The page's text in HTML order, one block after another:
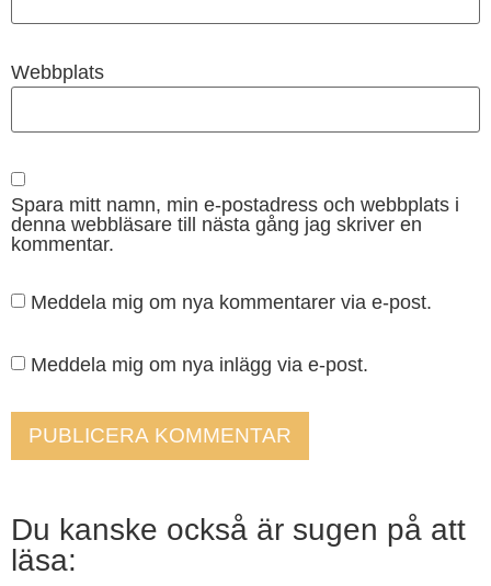
Webbplats
Spara mitt namn, min e-postadress och webbplats i
denna webbläsare till nästa gång jag skriver en
kommentar.
Meddela mig om nya kommentarer via e-post.
Meddela mig om nya inlägg via e-post.
Du kanske också är sugen på att
läsa: